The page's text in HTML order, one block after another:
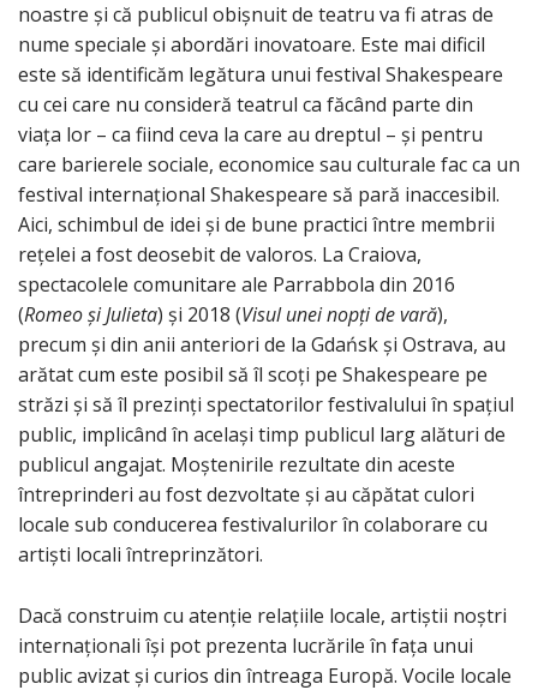
noastre și că publicul obișnuit de teatru va fi atras de
nume speciale și abordări inovatoare. Este mai dificil
este să identificăm legătura unui festival Shakespeare
cu cei care nu consideră teatrul ca făcând parte din
viața lor – ca fiind ceva la care au dreptul – și pentru
care barierele sociale, economice sau culturale fac ca un
festival internațional Shakespeare să pară inaccesibil.
Aici, schimbul de idei și de bune practici între membrii
rețelei a fost deosebit de valoros. La Craiova,
spectacolele comunitare ale Parrabbola din 2016
(Romeo și Julieta) și 2018 (Visul unei nopți de vară),
precum și din anii anteriori de la Gdańsk și Ostrava, au
arătat cum este posibil să îl scoți pe Shakespeare pe
străzi și să îl prezinți spectatorilor festivalului în spațiul
public, implicând în același timp publicul larg alături de
publicul angajat. Moștenirile rezultate din aceste
întreprinderi au fost dezvoltate și au căpătat culori
locale sub conducerea festivalurilor în colaborare cu
artiști locali întreprinzători.
Dacă construim cu atenție relațiile locale, artiștii noștri
internaționali își pot prezenta lucrările în fața unui
public avizat și curios din întreaga Europă. Vocile locale